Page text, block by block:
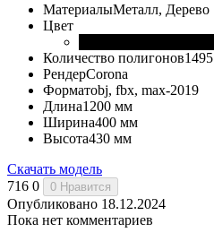
МатериалыМеталл, Дерево
Цвет
Количество полигонов1495
РендерCorona
Форматobj, fbx, max-2019
Длина1200 мм
Ширина400 мм
Высота430 мм
Скачать модель
716 0 0 Нравится
Опубликовано 18.12.2024
Пока нет комментариев